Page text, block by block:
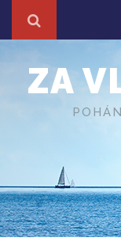
Z cest
About
ZA